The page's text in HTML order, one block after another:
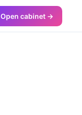
Open cabinet →